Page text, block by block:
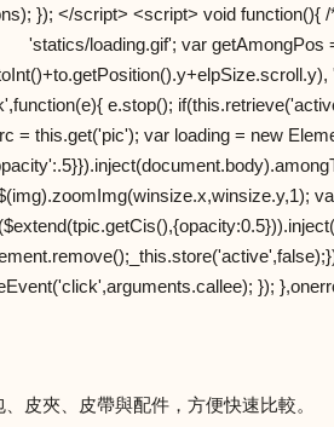
皮夾、皮帶與配件，方便快速比較。